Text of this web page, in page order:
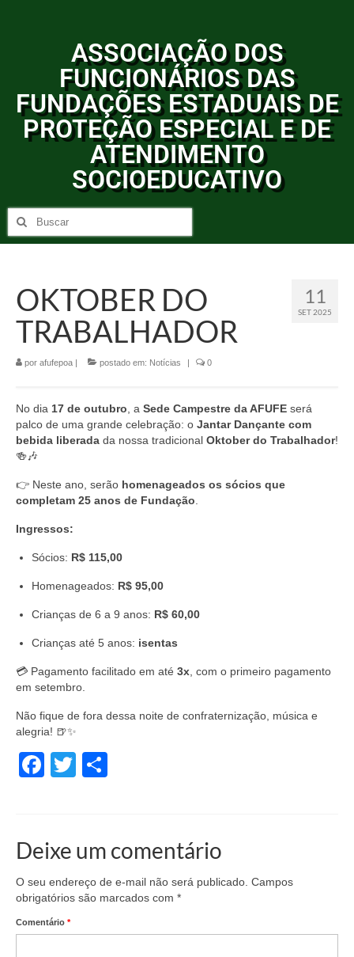
ASSOCIAÇÃO DOS
FUNCIONÁRIOS DAS
FUNDAÇÕES ESTADUAIS DE
PROTEÇÃO ESPECIAL E DE
ATENDIMENTO
SOCIOEDUCATIVO
11
SET 2025
OKTOBER DO
TRABALHADOR
por afufepoa postado em: Notícias 0
No dia 17 de outubro, a Sede Campestre da AFUFE será
palco de uma grande celebração: o Jantar Dançante com
bebida liberada da nossa tradicional Oktober do Trabalhador!
🍻🎶
👉 Neste ano, serão homenageados os sócios que
completam 25 anos de Fundação.
Ingressos:
Sócios: R$ 115,00
Homenageados: R$ 95,00
Crianças de 6 a 9 anos: R$ 60,00
Crianças até 5 anos: isentas
💳 Pagamento facilitado em até 3x, com o primeiro pagamento
em setembro.
Não fique de fora dessa noite de confraternização, música e
alegria! 🍺✨
Facebook
Twitter
Deixe um comentário
O seu endereço de e-mail não será publicado. Campos
obrigatórios são marcados com *
Comentário *